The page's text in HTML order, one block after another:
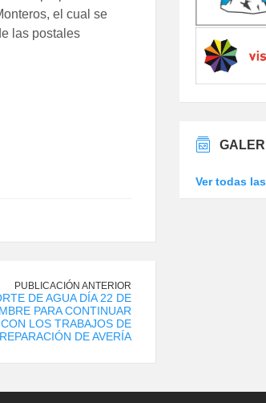
el cual se
las postales
PUBLICACIÓN ANTERIOR
DE AGUA DÍA 22 DE
PARA CONTINUAR
CON LOS TRABAJOS DE
REPARACIÓN DE AVERÍA
Ver todas